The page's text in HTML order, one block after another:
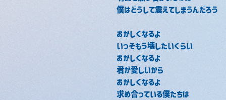
僕はどうして震えてしまうんだろう
おかしくなるよ
いっそもう壊したいくらい
おかしくなるよ
君が愛しいから
おかしくなるよ
求め合っている僕たちは